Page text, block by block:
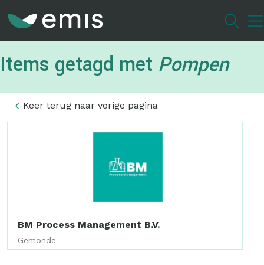
inhoud
Items getagd met Pompen
Keer terug naar vorige pagina
BM Process Management B.V.
Gemonde